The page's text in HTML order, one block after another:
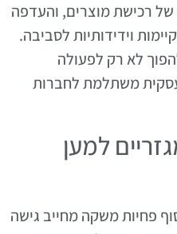
רכישת מוצרים, והעדפה
וידידותיות לסביבה.
לא רק לפעולה
משתלמת לחברות
למען
פחיות משקה מחייב גישה